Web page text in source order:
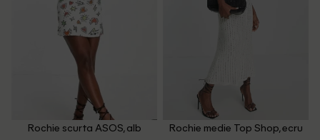
Rochie scurta ASOS, alb Rochie medie Top Shop, ecru